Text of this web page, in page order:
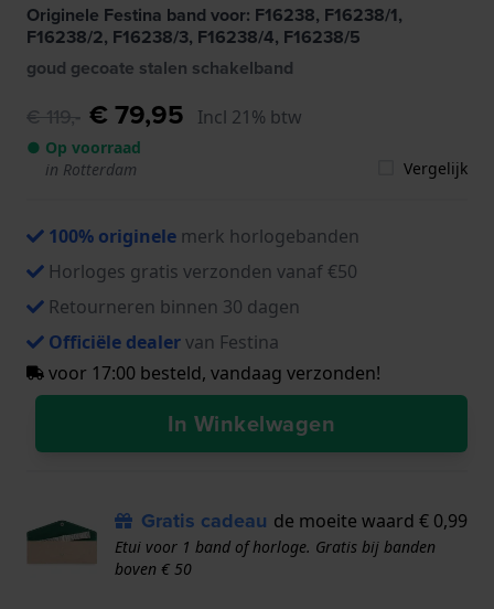
Originele Festina band voor: F16238, F16238/1,
F16238/2, F16238/3, F16238/4, F16238/5
goud gecoate stalen schakelband
€ 119,- € 79,95 Incl 21% btw
● Op voorraad
in Rotterdam
Vergelijk
100% originele merk horlogebanden
Horloges gratis verzonden vanaf €50
Retourneren binnen 30 dagen
Officiële dealervan Festina
voor 17:00 besteld, vandaag verzonden!
In Winkelwagen
Gratis cadeau de moeite waard € 0,99
Etui voor 1 band of horloge. Gratis bij banden
boven € 50